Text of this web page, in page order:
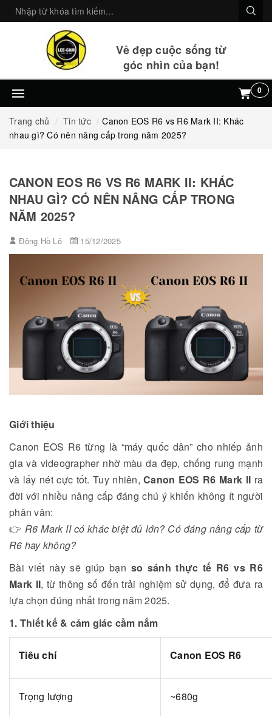
Vẻ đẹp cuộc sống từ
góc nhìn của bạn!
0
Trang chủ Tin tức
Canon EOS R6 vs R6 Mark II: Khác
nhau gì? Có nên nâng cấp trong năm 2025?
CANON EOS R6 VS R6 MARK II: KHÁC
NHAU GÌ? CÓ NÊN NÂNG CẤP TRONG
NĂM 2025?
Đông Hồ Lê 15/12/2025
Giới thiệu
Canon EOS R6 từng là “máy quốc dân” cho nhiếp ảnh
gia và videographer nhờ màu da đẹp, chống rung mạnh
và lấy nét cực tốt. Tuy nhiên,Canon EOS R6 Mark II ra
đời với nhiều nâng cấp đáng chú ý khiến không ít người
phân vân:
👉 R6 Mark II có khác biệt đủ lớn? Có đáng nâng cấp từ
R6 hay không?
Bài viết này sẽ giúp bạn so sánh thực tế R6 vs R6
Mark II, từ thông số đến trải nghiệm sử dụng, để đưa ra
lựa chọn đúng nhất trong năm 2025.
1. Thiết kế & cảm giác cầm nắm
Tiêu chí Canon EOS R6
Trọng lượng ~680g